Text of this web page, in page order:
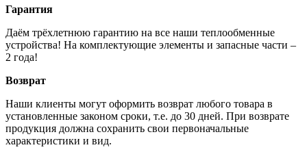
Гарантия
Даём трёхлетнюю гарантию на все наши теплообменные
устройства! На комплектующие элементы и запасные части –
2 года!
Возврат
Наши клиенты могут оформить возврат любого товара в
установленные законом сроки, т.е. до 30 дней. При возврате
продукция должна сохранить свои первоначальные
характеристики и вид.